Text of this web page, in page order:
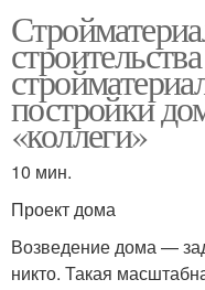
постройки
«коллеги»
10 мин.
Проект дома
Возведение дома —
никто. Такая